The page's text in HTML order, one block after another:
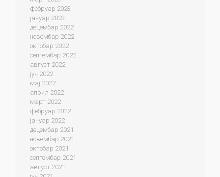
фебруар 2023
јануар 2023
децембар 2022
новембар 2022
октобар 2022
септембар 2022
август 2022
јун 2022
мај 2022
април 2022
март 2022
фебруар 2022
јануар 2022
децембар 2021
новембар 2021
октобар 2021
септембар 2021
август 2021